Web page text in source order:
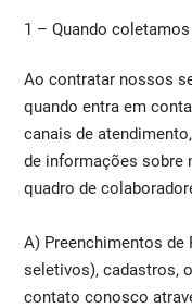
1 – Quando
Ao contratar nossos
quando entra em
canais de
de informações sobre
quadro de
A) Preenchimentos
seletivos), cadastros,
contato conosco